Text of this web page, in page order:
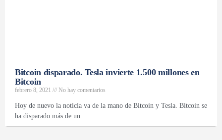
Bitcoin disparado. Tesla invierte 1.500 millones en
Bitcoin
febrero 8, 2021 No hay comentarios
Hoy de nuevo la noticia va de la mano de Bitcoin y Tesla. Bitcoin se
ha disparado más de un